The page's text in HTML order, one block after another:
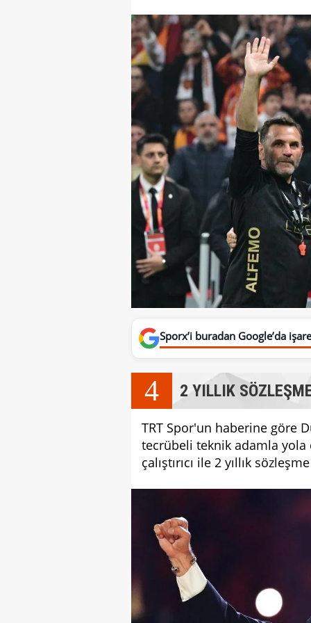
Sporx’i buradan Google’da
4 2 YILLIK
TRT Spor'un haberine göre
tecrübeli teknik adamla
çalıştırıcı ile 2 yıllık